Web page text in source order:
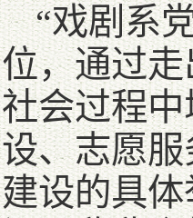
“戏剧系
位，通过
社会过程
设、志愿
建设的具